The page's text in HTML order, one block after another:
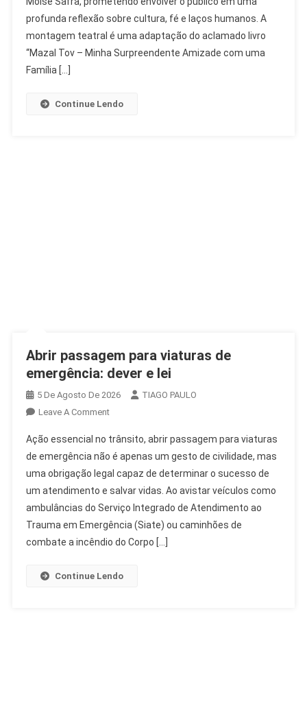
Estreia
No
Teatro
Moise
profunda reflexão sobre cultura, fé e laços humanos. A
montagem teatral é uma adaptação do aclamado livro
“Mazal Tov – Minha Surpreendente Amizade com uma
Família […]
Continue Lendo
Abrir passagem para viaturas de
emergência: dever e lei
5 De Agosto De 2026
TIAGO PAULO
Leave A CommentOn
Passagem
Para
Viaturas
De
Emergência:
Dever
Ação essencial no trânsito, abrir passagem para viaturas
de emergência não é apenas um gesto de civilidade, mas
uma obrigação legal capaz de determinar o sucesso de
um atendimento e salvar vidas. Ao avistar veículos como
ambulâncias do Serviço Integrado de Atendimento ao
Trauma em Emergência (Siate) ou caminhões de
combate a incêndio do Corpo […]
Continue Lendo